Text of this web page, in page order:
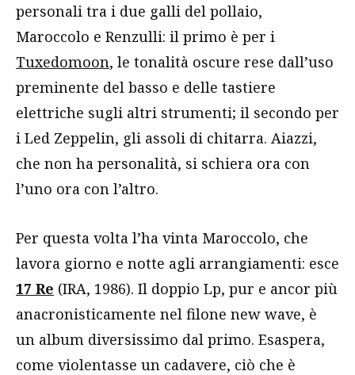
personali tra i due galli del pollaio,
Maroccolo e Renzulli: il primo è per i
Tuxedomoon, le tonalità oscure rese dall’uso
preminente del basso e delle tastiere
elettriche sugli altri strumenti; il secondo per
i Led Zeppelin, gli assoli di chitarra. Aiazzi,
che non ha personalità, si schiera ora con
l’uno ora con l’altro.
Per questa volta l’ha vinta Maroccolo, che
lavora giorno e notte agli arrangiamenti: esce
17 Re (IRA, 1986). Il doppio Lp, pur e ancor più
anacronisticamente nel filone new wave, è
un album diversissimo dal primo. Esaspera,
come violentasse un cadavere, ciò che è